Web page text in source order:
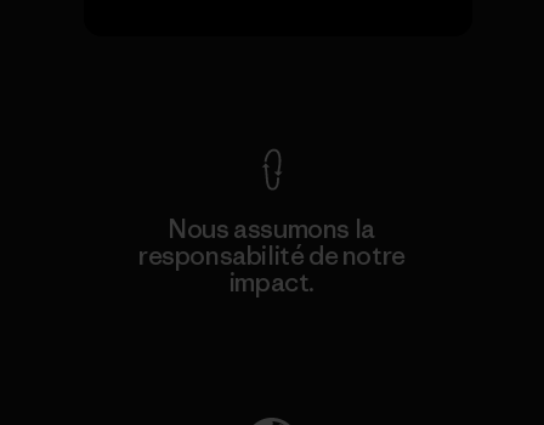
Nous assumons la
responsabilité de notre
impact.